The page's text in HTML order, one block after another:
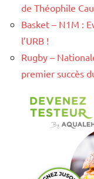
de Théophile
Basket – N1M :
l’URB !
Rugby –
premier succès